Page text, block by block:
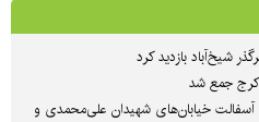
کرج جمع شد
آسفالت خیابان‌های شهیدان علی‌محمدی و